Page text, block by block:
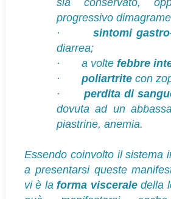
progressivo
· sintomi
diarrea;
· a volte febbre
· poliartritecon
·perdita di
dovuta ad un
piastrine, anemia.
Essendo coinvolto il sistema
a presentarsi queste
vi è la forma visceraledella